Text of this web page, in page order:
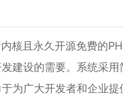
核且永久开源免费的
建设的需要。系统采
为广大开发者和企业提